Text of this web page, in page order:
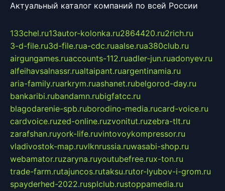
Актуальный каталог компаний по всей России
133chel.ru13autor-kolonka.ru2864420.ru2rich.ru
3-d-file.ru3d-file.rua-cdc.ruaalse.rua380club.ru
airgungames.ruaccounts-112.ruadler-jun.ruadonyev.ru
alfeihavsalnassr.rualtaipant.ruargentinamia.ru
aria-family.ruarkrym.ruashanet.rubelgorod-day.ru
bankaribi.rubandamn.rubigfatcc.ru
blagodarenie-spb.ruborodino-media.rucard-voice.ru
cardvoice.ruzed-online.ruzvonitut.ruzebra-tlt.ru
zarafshan.ruyork-life.ruvintovoykompressor.ru
vladivostok-map.ruvlknrussia.ruwasabi-shop.ru
webamator.ruzaryna.ruyoutubefree.rux-ton.ru
trade-farm.rutajuncos.rutaksu.rutor-lyubov-i-grom.ru
spayderhed-2022.rusplclub.rustoppamedia.ru